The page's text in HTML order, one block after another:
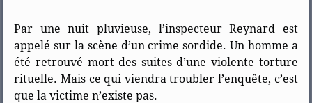
Par une nuit pluvieuse, l’inspecteur Reynard est
appelé sur la scène d’un crime sordide. Un homme a
été retrouvé mort des suites d’une violente torture
rituelle. Mais ce qui viendra troubler l’enquête, c’est
que la victime n’existe pas.